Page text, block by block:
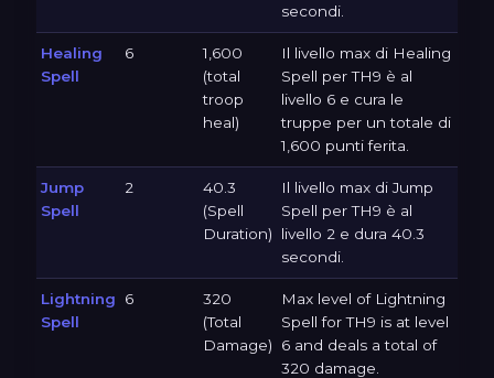
secondi.
Healing
Spell
6
1,600
(total
troop
heal)
Il livello max di Healing
Spell per TH9 è al
livello 6 e cura le
truppe per un totale di
1,600 punti ferita.
Jump
Spell
2
40.3
(Spell
Duration)
Il livello max di Jump
Spell per TH9 è al
livello 2 e dura 40.3
secondi.
Lightning
Spell
6
320
(Total
Damage)
Max level of Lightning
Spell for TH9 is at level
6 and deals a total of
320 damage.